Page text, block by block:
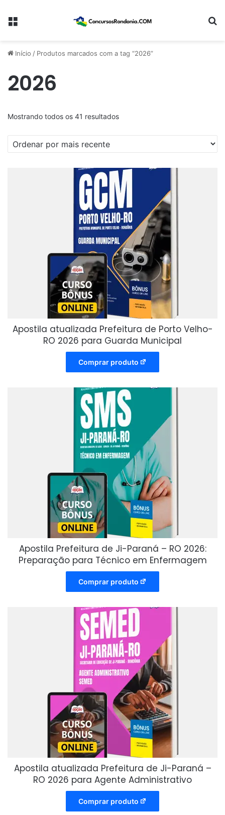
Menu
Início / Produtos marcados com a tag “2026”
2026
Mostrando todos os 41 resultadosClassificado
por
mais
recente
Apostila atualizada Prefeitura de Porto Velho-
RO 2026 para Guarda Municipal
Comprar produto
Apostila Prefeitura de Ji-Paraná – RO 2026:
Preparação para Técnico em Enfermagem
Comprar produto
Apostila atualizada Prefeitura de Ji-Paraná –
RO 2026 para Agente Administrativo
Comprar produto